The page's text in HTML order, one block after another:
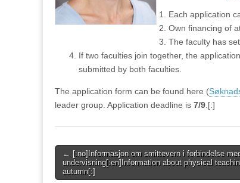
Each application
Own financing of
The faculty has
If two faculties join together, the
submitted by both faculties.
The application form can be found here (
leader group. Application deadline is 7/9 .[:]
Post
navigation
← [:no]Informasjon om smittevern i forbindelse
undervisning[:en]Information about physical
autumn[:]